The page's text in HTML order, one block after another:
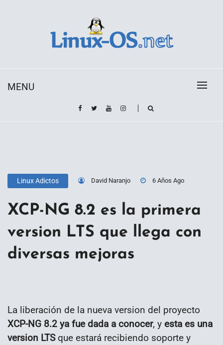
MENU
Linux Adictos David Naranjo 6 Años Ago
XCP-NG 8.2 es la primera
version LTS que llega con
diversas mejoras
La liberación de la nueva version del proyecto
XCP-NG 8.2 ya fue dada a conocer, y esta es una
version LTSque estará recibiendo soporte y